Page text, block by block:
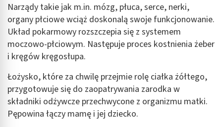
Narządy takie jak m.in. mózg, płuca, serce, nerki,
organy płciowe wciąż doskonalą swoje funkcjonowanie.
Układ pokarmowy rozszczepia się z systemem
moczowo-płciowym. Następuje proces kostnienia żeber
i kręgów kręgosłupa.
Łożysko, które za chwilę przejmie rolę ciałka żółtego,
przygotowuje się do zaopatrywania zarodka w
składniki odżywcze przechwycone z organizmu matki.
Pępowina łączy mamę i jej dziecko.